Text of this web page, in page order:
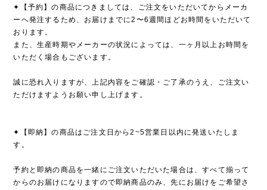
✦【予約】の商品につきましては、ご注文をいただいてからメーカ
ーへ発注するため、お届けまでに2〜6週間ほどお時間をいただいて
おります。
また、生産時期やメーカーの状況によっては、一ヶ月以上お時間を
いただく場合もございます。
誠に恐れ入りますが、上記内容をご確認・ご了承のうえ、ご注文い
ただけますようお願い申し上げます。
✦【即納】の商品はご注文日から2~5営業日以内に発送いたしま
す。
予約と即納の商品を一緒にご注文いただいた場合は、すべて揃って
からのお届けになりますので即納商品のみ、先にお届けをご希望さ